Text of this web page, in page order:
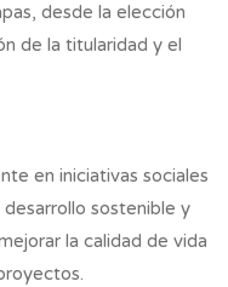
desde la elección
de la titularidad y el
en iniciativas sociales
sostenible y
la calidad de vida